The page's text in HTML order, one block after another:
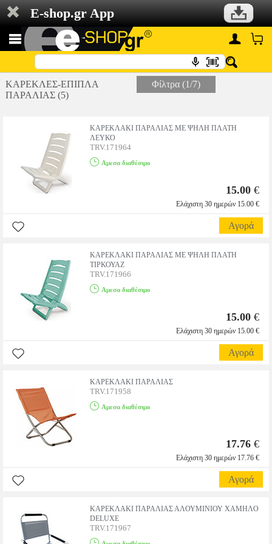
E-shop.gr App
ΚΑΡΕΚΛΕΣ-ΕΠΙΠΛΑ
ΠΑΡΑΛΙΑΣ (5)
Φίλτρα (1/7)
ΚΑΡΕΚΛΑΚΙ ΠΑΡΑΛΙΑΣ ΜΕ ΨΗΛΗ ΠΛΑΤΗ
ΛΕΥΚΟ
TRV.171964
Αμεσα διαθέσιμο
15.00 €
Ελάχιστη 30 ημερών 15.00 €
Αγορά
ΚΑΡΕΚΛΑΚΙ ΠΑΡΑΛΙΑΣ ΜΕ ΨΗΛΗ ΠΛΑΤΗ
ΤΙΡΚΟΥΑΖ
TRV.171966
Αμεσα διαθέσιμο
15.00 €
Ελάχιστη 30 ημερών 15.00 €
Αγορά
ΚΑΡΕΚΛΑΚΙ ΠΑΡΑΛΙΑΣ
TRV.171958
Αμεσα διαθέσιμο
17.76 €
Ελάχιστη 30 ημερών 17.76 €
Αγορά
ΚΑΡΕΚΛΑΚΙ ΠΑΡΑΛΙΑΣ ΑΛΟΥΜΙΝΙΟΥ ΧΑΜΗΛΟ
DELUXE
TRV.171967